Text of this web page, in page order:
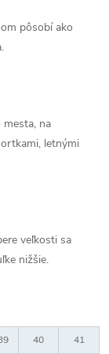
pôsobí ako
mesta, na
letnými
veľkosti sa
nižšie.
40 41